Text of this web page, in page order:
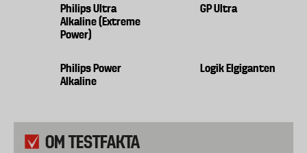
Philips Ultra
Alkaline (Extreme
Power)
GP Ultra
Philips Power
Alkaline
Logik Elgiganten
OM TESTFAKTA